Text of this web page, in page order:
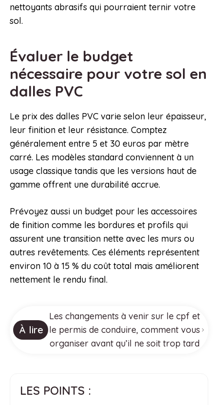
nettoyants abrasifs qui pourraient ternir votre
sol.
Évaluer le budget
nécessaire pour votre sol en
dalles PVC
Le prix des dalles PVC varie selon leur épaisseur,
leur finition et leur résistance. Comptez
généralement entre 5 et 30 euros par mètre
carré. Les modèles standard conviennent à un
usage classique tandis que les versions haut de
gamme offrent une durabilité accrue.
Prévoyez aussi un budget pour les accessoires
de finition comme les bordures et profils qui
assurent une transition nette avec les murs ou
autres revêtements. Ces éléments représentent
environ 10 à 15 % du coût total mais améliorent
nettement le rendu final.
À lire
Les changements à venir sur le cpf et
le permis de conduire, comment vous
organiser avant qu’il ne soit trop tard
LES POINTS :